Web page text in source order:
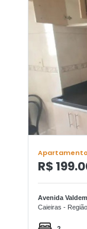
R$
Avenida
Caieiras -